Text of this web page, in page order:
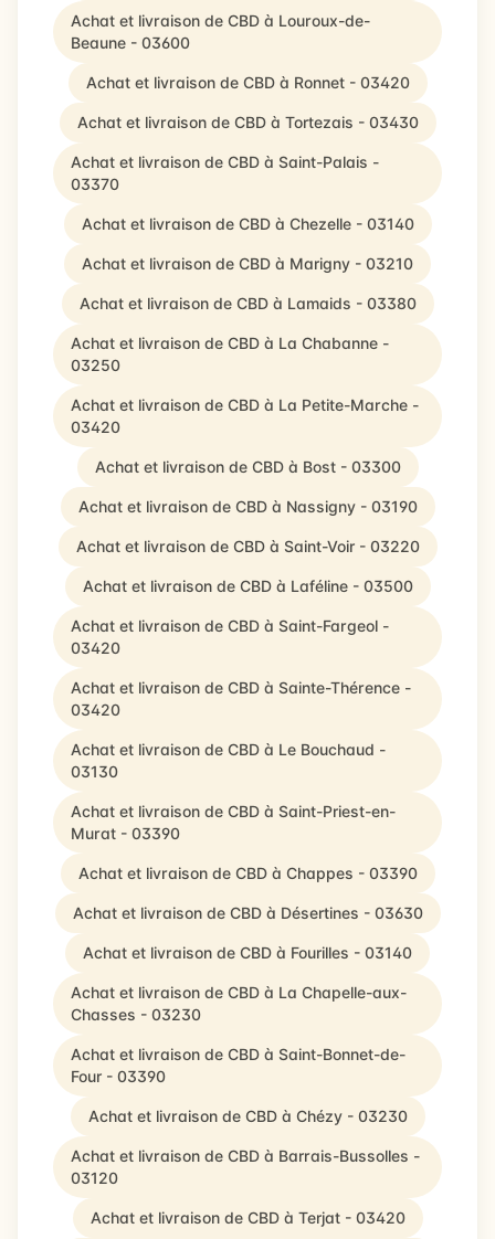
Achat et livraison de CBD à Louroux-de-
Beaune - 03600
Achat et livraison de CBD à Ronnet - 03420
Achat et livraison de CBD à Tortezais - 03430
Achat et livraison de CBD à Saint-Palais -
03370
Achat et livraison de CBD à Chezelle - 03140
Achat et livraison de CBD à Marigny - 03210
Achat et livraison de CBD à Lamaids - 03380
Achat et livraison de CBD à La Chabanne -
03250
Achat et livraison de CBD à La Petite-Marche -
03420
Achat et livraison de CBD à Bost - 03300
Achat et livraison de CBD à Nassigny - 03190
Achat et livraison de CBD à Saint-Voir - 03220
Achat et livraison de CBD à Laféline - 03500
Achat et livraison de CBD à Saint-Fargeol -
03420
Achat et livraison de CBD à Sainte-Thérence -
03420
Achat et livraison de CBD à Le Bouchaud -
03130
Achat et livraison de CBD à Saint-Priest-en-
Murat - 03390
Achat et livraison de CBD à Chappes - 03390
Achat et livraison de CBD à Désertines - 03630
Achat et livraison de CBD à Fourilles - 03140
Achat et livraison de CBD à La Chapelle-aux-
Chasses - 03230
Achat et livraison de CBD à Saint-Bonnet-de-
Four - 03390
Achat et livraison de CBD à Chézy - 03230
Achat et livraison de CBD à Barrais-Bussolles -
03120
Achat et livraison de CBD à Terjat - 03420